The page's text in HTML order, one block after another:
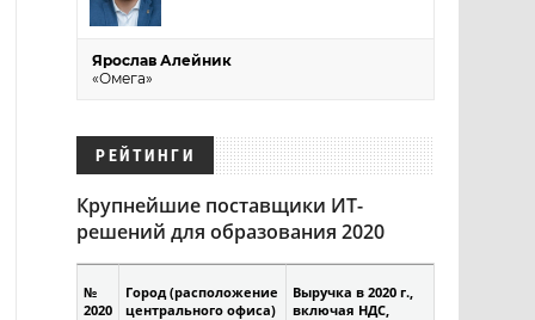
Ярослав Алейник
«Омега»
РЕЙТИНГИ
Крупнейшие поставщики ИТ-
решений для образования 2020
№
2020
Город (расположение
центрального офиса)
Выручка в 2020 г.,
включая НДС,